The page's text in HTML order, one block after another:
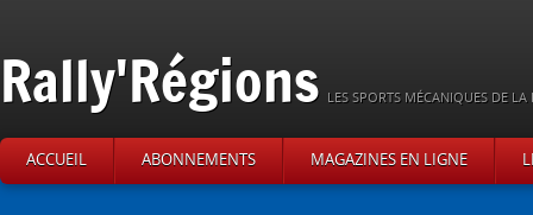
Rally'Régions LES SPORTS MÉCANIQUES DE
ACCUEIL ABONNEMENTS MAGAZINES EN LIGNE